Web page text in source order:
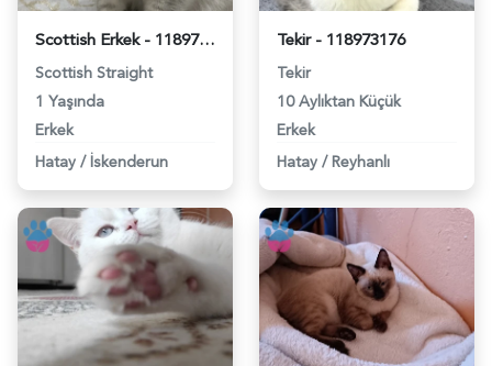
Scottish Erkek - 118974279
Scottish Straight
1 Yaşında
Erkek
Hatay / İskenderun
Tekir - 118973176
Tekir
10 Aylıktan Küçük
Erkek
Hatay / Reyhanlı